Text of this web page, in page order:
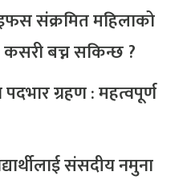
संक्रमित महिलाको
कसरी बच्न सकिन्छ ?
पदभार ग्रहण : महत्वपूर्ण
संसदीय नमुना